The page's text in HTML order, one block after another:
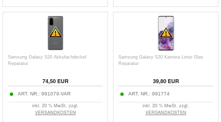
Samsung Galaxy S20 Akkufachdeckel
Reparatur
74,50 EUR
ART. NR.: 991079-VAR
inkl. 20 % MwSt. zzgl.
VERSANDKOSTEN
Samsung Galaxy S20 Kamera Linse Glas
Reparatur
39,80 EUR
ART. NR.: 991774
inkl. 20 % MwSt. zzgl.
VERSANDKOSTEN